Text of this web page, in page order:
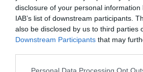
disclosure of your personal
IAB’s list of downstream participants.
also be disclosed by us to third parties
Downstream Participants that may
Personal Data Processing Opt
también hacen cribados de
llevan a cabo programas de
entre otras adicciones,
seguimiento de enfermedades